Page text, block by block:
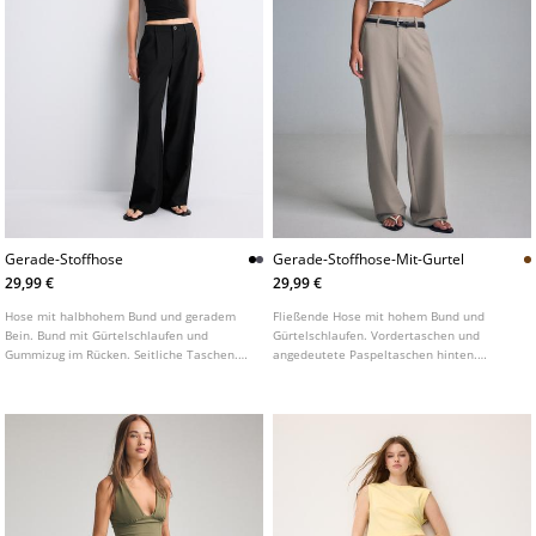
Gerade-Stoffhose
29,99 €
Hose mit halbhohem Bund und geradem
Bein. Bund mit Gürtelschlaufen und
Gummizug im Rücken. Seitliche Taschen.
verschiedenen Farben erhältlich.
Gerade-Stoffhose-Mit-Gurtel
29,99 €
Fließende Hose mit hohem Bund und
Gürtelschlaufen. Vordertaschen und
angedeutete Paspeltaschen hinten.